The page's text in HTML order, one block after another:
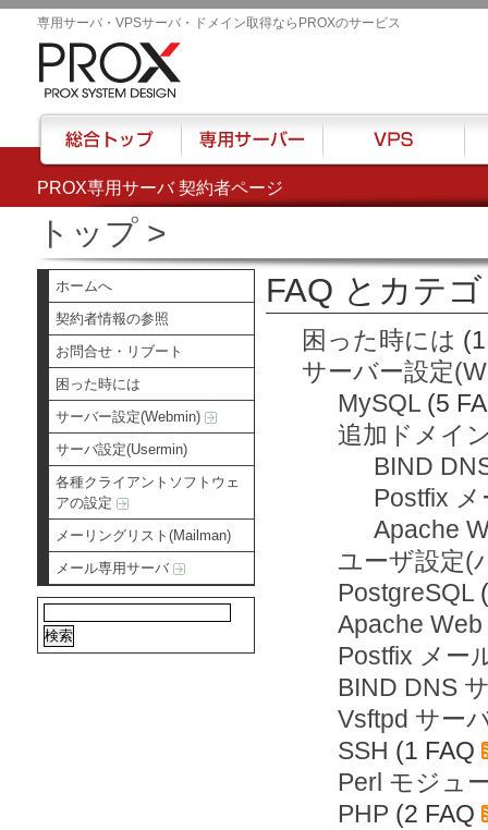
PROX専用サーバ 契約者ページ
専用サーバ・VPSサーバ・ドメイン取得ならPROXのサービス
トップ>
ホームへ
契約者情報の参照
お問合せ・リブート
困った時には
サーバー設定(Webmin)
サーバ設定(Usermin)
各種クライアントソフトウェ
アの設定
メーリングリスト(Mailman)
メール専用サーバ
FAQ とカテ
困った時には
サーバー設定
MySQL(5
追加ドメイ
BIND
Postfix
Apache
ユーザ設定(
PostgreSQL
Apache
Postfix メー
BIND DNS
Vsftpd サー
SSH (1 FAQ
Perl モジュ
PHP (2 FAQ
総合トップ 専用サーバー VPS ハ